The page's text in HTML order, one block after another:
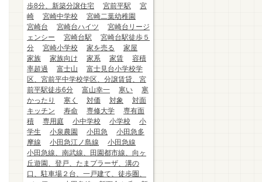
歩8分、新築分譲住宅
宮前平駅
宮
崎
宮崎中学校
宮崎二葉幼稚園
宮崎台
宮崎台ハイツ
宮崎台リージ
ェンシー
宮崎台駅
宮崎台駅徒歩５
分
宮崎小学校 家を売る
家屋
家族
家族向け 家系 家賃
容積
率超過
富士山
富士見台小学校学
区、宮前平中学校学区、分譲賃貸、宮
前平駅徒歩6分
富山幸一 寒い
寒
かったり
寒く 対価 対象
対面
キッチン
寿命 専修大学
専有面
積
専用庭 小中学校 小学校
小
学生
小泉農園 小田急
小田急多
摩線
小田急江ノ島線
小田急線
小田急線、南武線、田園都市線、向ヶ
丘遊園、登戸、たまプラーザ、溝の
口、駐車場２台、一戸建て、徒歩圏、